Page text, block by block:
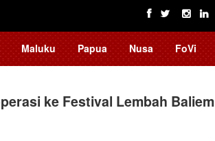
Maluku Papua Nusa FoVi
ke Festival Lembah Baliem
BRIN Fokus Kembangkan